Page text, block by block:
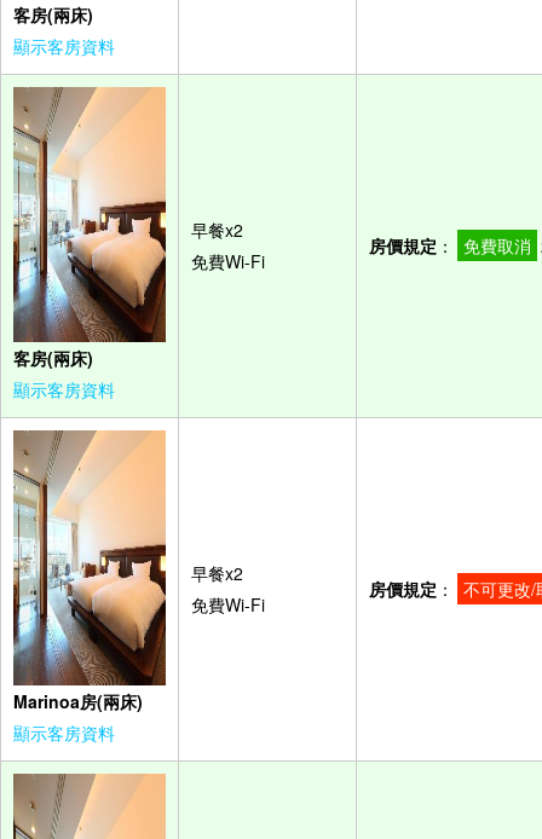
客房(兩床)
顯示客房資料
客房(兩床)
顯示客房資料
早餐x2
免費Wi-Fi
房價規定 ： 免費取消
Marinoa房(兩床)
顯示客房資料
早餐x2
免費Wi-Fi
房價規定 ： 不可更改/